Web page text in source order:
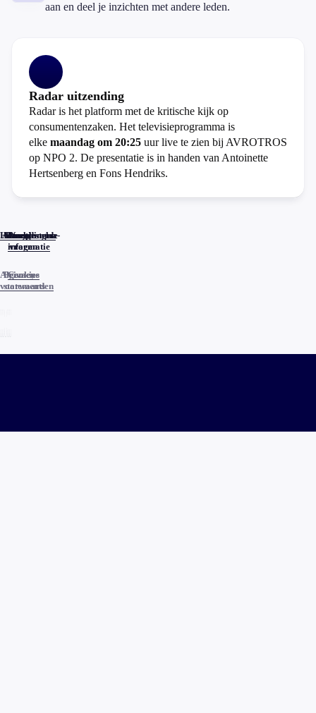
aan en deel je inzichten met andere leden.
Radar uitzending
Radar is het platform met de kritische kijk op
consumentenzaken. Het televisieprogramma is
elke maandag om 20:25 uur live te zien bij AVROTROS
op NPO 2. De presentatie is in handen van Antoinette
Hertsenberg en Fons Hendriks.
Home
Actueel
Uitzendingen
Reacties
Programma-
informatie
Veelgestelde
vragen
Algemene
voorwaarden
Privacy
statements
Cookies